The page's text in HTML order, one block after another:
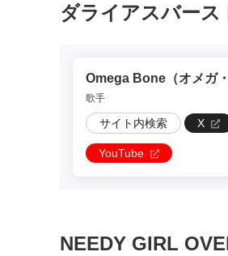
ダライアスバース
Omega Bone（オメガ・
歌手
サイト内検索 X
YouTube
NEEDY GIRL